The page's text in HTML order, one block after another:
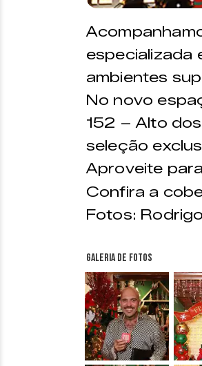
especializada
ambientes
No novo
152 – Alto
seleção
Aproveite
Confira a
Fotos:
Galeria de fotos
&nbsp;